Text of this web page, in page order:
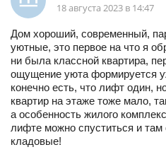
18 августа 2023 в 14:47
Дом хороший, современный,
уютные, это первое на что я
ни была классной квартира,
ощущение уюта формируется
конечно есть, что лифт один,
квартир на этаже тоже мало,
а особенность жилого
лифте можно спуститься и
кладовые!